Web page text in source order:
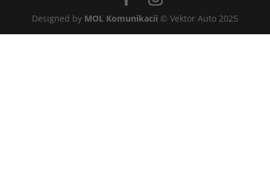
Designed by MOL Komunikacii © Vektor Auto 2025